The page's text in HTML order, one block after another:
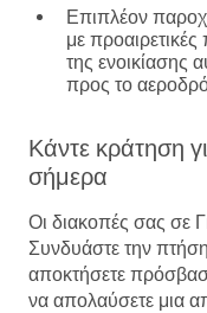
Επιπλέον
με
της ενοικίασης
προς το
Κάντε κράτηση
σήμερα
Οι διακοπές σας σε
Συνδυάστε την
αποκτήσετε
να απολαύσετε μια